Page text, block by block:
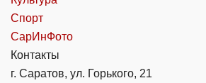
Спорт
СарИнФото
Контакты
г. Саратов, ул. Горького, 21